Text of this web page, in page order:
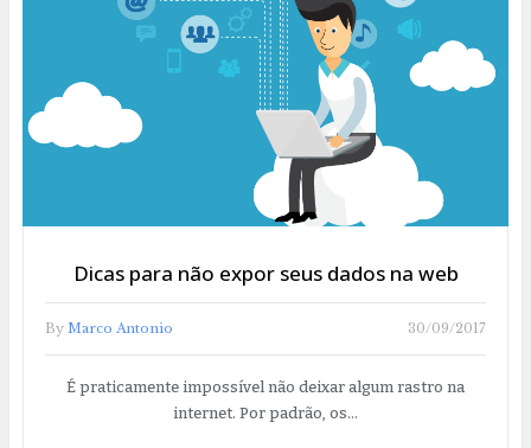
Dicas para não expor seus dados na web
By Marco Antonio 30/09/2017
É praticamente impossível não deixar algum rastro na
internet. Por padrão, os…